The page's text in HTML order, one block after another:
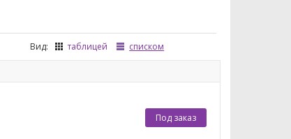
Вид: таблицей списком
Под заказ